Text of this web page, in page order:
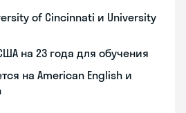
of Cincinnati и University
на 23 года для обучения
на American English и